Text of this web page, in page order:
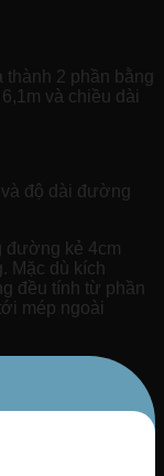
2 phần bằng
và chiều dài
độ dài đường
đường kẻ 4cm
Mặc dù kích
đều tính từ phần
mép ngoài